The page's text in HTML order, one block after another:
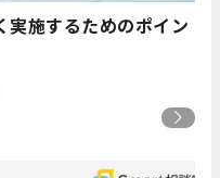
実施するためのポイン